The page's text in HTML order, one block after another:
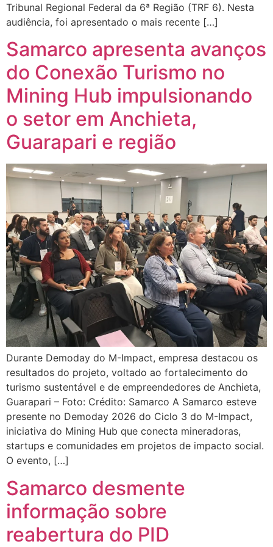
Tribunal Regional Federal da 6ª Região (TRF 6). Nesta
audiência, foi apresentado o mais recente […]
Samarco apresenta avanços
do Conexão Turismo no
Mining Hub impulsionando
o setor em Anchieta,
Guarapari e região
Durante Demoday do M-Impact, empresa destacou os
resultados do projeto, voltado ao fortalecimento do
turismo sustentável e de empreendedores de Anchieta,
Guarapari – Foto: Crédito: Samarco A Samarco esteve
presente no Demoday 2026 do Ciclo 3 do M-Impact,
iniciativa do Mining Hub que conecta mineradoras,
startups e comunidades em projetos de impacto social.
O evento, […]
Samarco desmente
informação sobre
reabertura do PID